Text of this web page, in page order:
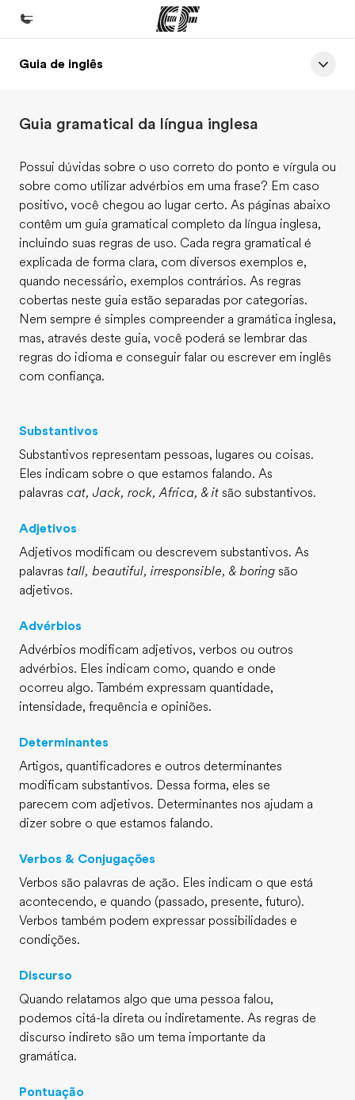
Início
Programas
Escritórios
Encontre um escritório
Sobre nós
Quem somos
Carreiras
Junte-se a nós
Guia de inglês
Guia gramatical da língua inglesa
Possui dúvidas sobre o uso correto do ponto e vírgula ou
sobre como utilizar advérbios em uma frase? Em caso
positivo, você chegou ao lugar certo. As páginas abaixo
contêm um guia gramatical completo da língua inglesa,
incluindo suas regras de uso. Cada regra gramatical é
explicada de forma clara, com diversos exemplos e,
quando necessário, exemplos contrários. As regras
cobertas neste guia estão separadas por categorias.
Nem sempre é simples compreender a gramática inglesa,
mas, através deste guia, você poderá se lembrar das
regras do idioma e conseguir falar ou escrever em inglês
com confiança.
Substantivos
Substantivos representam pessoas, lugares ou coisas.
Eles indicam sobre o que estamos falando. As
palavras cat, Jack, rock, Africa, & it são substantivos.
Adjetivos
Adjetivos modificam ou descrevem substantivos. As
palavras tall, beautiful, irresponsible, & boring são
adjetivos.
Advérbios
Advérbios modificam adjetivos, verbos ou outros
advérbios. Eles indicam como, quando e onde
ocorreu algo. Também expressam quantidade,
intensidade, frequência e opiniões.
Determinantes
Artigos, quantificadores e outros determinantes
modificam substantivos. Dessa forma, eles se
parecem com adjetivos. Determinantes nos ajudam a
dizer sobre o que estamos falando.
Verbos & Conjugações
Verbos são palavras de ação. Eles indicam o que está
acontecendo, e quando (passado, presente, futuro).
Verbos também podem expressar possibilidades e
condições.
Discurso
Quando relatamos algo que uma pessoa falou,
podemos citá-la direta ou indiretamente. As regras de
discurso indireto são um tema importante da
gramática.
Pontuação